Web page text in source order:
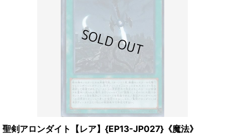
聖剣アロンダイト【レア】{EP13-JP027}《魔法》